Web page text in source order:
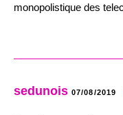
monopolistique des
sedunois 07/08/2019